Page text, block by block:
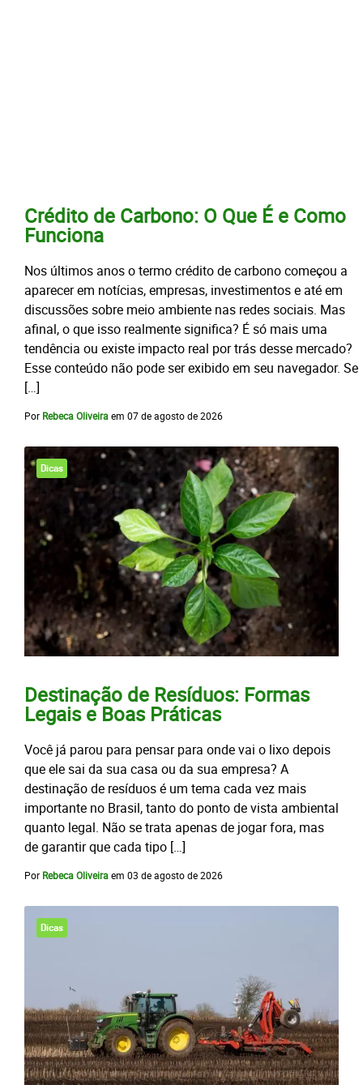
Crédito de Carbono: O Que É e Como
Funciona
Nos últimos anos o termo crédito de carbono começou a
aparecer em notícias, empresas, investimentos e até em
discussões sobre meio ambiente nas redes sociais. Mas
afinal, o que isso realmente significa? É só mais uma
tendência ou existe impacto real por trás desse mercado?
Esse conteúdo não pode ser exibido em seu navegador. Se
[…]
Por Rebeca Oliveiraem 07 de agosto de 2026
Dicas
Destinação de Resíduos: Formas
Legais e Boas Práticas
Você já parou para pensar para onde vai o lixo depois
que ele sai da sua casa ou da sua empresa? A
destinação de resíduos é um tema cada vez mais
importante no Brasil, tanto do ponto de vista ambiental
quanto legal. Não se trata apenas de jogar fora, mas
de garantir que cada tipo […]
Por Rebeca Oliveiraem 03 de agosto de 2026
Dicas